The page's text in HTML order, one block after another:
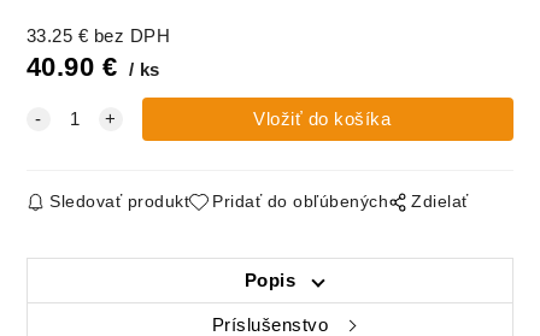
33.25 € bez DPH
40.90 € ks
Sledovať produkt Pridať do obľúbených Zdielať
Popis
Príslušenstvo